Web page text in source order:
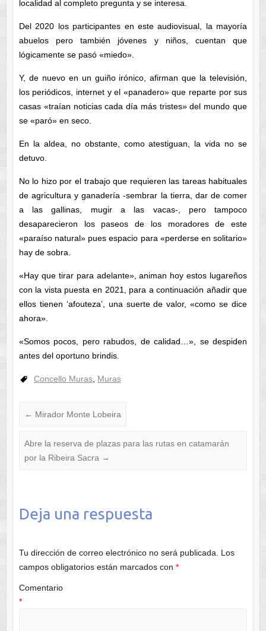
localidad al completo pregunta y se interesa.
Del 2020 los participantes en este audiovisual, la mayoría
abuelos pero también jóvenes y niños, cuentan que
lógicamente se pasó «miedo».
Y, de nuevo en un guiño irónico, afirman que la televisión,
los periódicos, internet y el «panadero» que reparte por sus
casas «traían noticias cada día más tristes» del mundo que
se «paró» en seco.
En la aldea, no obstante, como atestiguan, la vida no se
detuvo.
No lo hizo por el trabajo que requieren las tareas habituales
de agricultura y ganadería -sembrar la tierra, dar de comer
a las gallinas, mugir a las vacas-, pero tampoco
desaparecieron los paseos de los moradores de este
«paraíso natural» pues espacio para «perderse en solitario»
hay de sobra.
«Hay que tirar para adelante», animan hoy estos lugareños
con la vista puesta en 2021, para a continuación añadir que
ellos tienen ‘afouteza’, una suerte de valor, «como se dice
ahora».
«Somos pocos, pero rabudos, de calidad…», se despiden
antes del oportuno brindis.
Concello Muras, Muras
← Mirador Monte Lobeira
Abre la reserva de plazas para las rutas en catamarán
por la Ribeira Sacra →
Deja una respuesta
Tu dirección de correo electrónico no será publicada.
Los
campos obligatorios están marcados con *
Comentario
*